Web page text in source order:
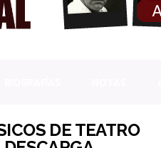
DE TEATRO